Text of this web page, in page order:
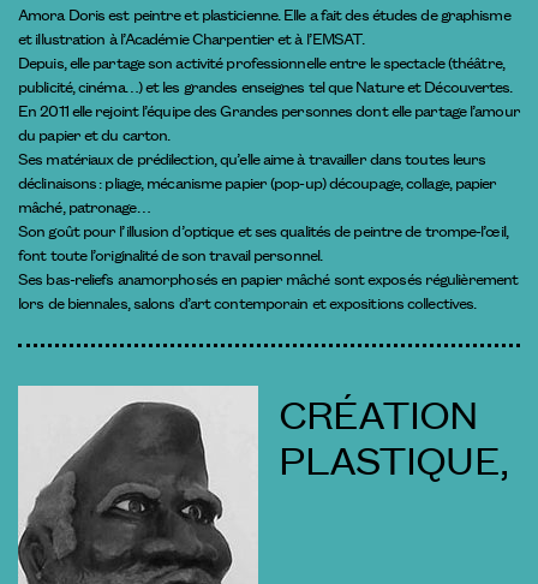
Amora Doris est peintre et plasticienne. Elle a fait des études de graphisme
et illustration à l’Académie Charpentier et à l’EMSAT.
Depuis, elle partage son activité professionnelle entre le spectacle (théâtre,
publicité, cinéma…) et les grandes enseignes tel que Nature et Découvertes.
En 2011 elle rejoint l’équipe des Grandes personnes dont elle partage l’amour
du papier et du carton.
Ses matériaux de prédilection, qu’elle aime à travailler dans toutes leurs
déclinaisons : pliage, mécanisme papier (pop-up) découpage, collage, papier
mâché, patronage…
Son goût pour l’illusion d’optique et ses qualités de peintre de trompe-l’œil,
font toute l’originalité de son travail personnel.
Ses bas-reliefs anamorphosés en papier mâché sont exposés régulièrement
lors de biennales, salons d’art contemporain et expositions collectives.
CRÉATION
PLASTIQUE,